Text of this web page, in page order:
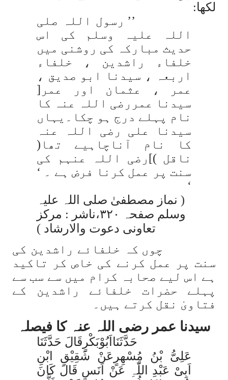
لکھا:
’’ رسول اللہ صلی
اللہ علیہ وسلم کی اس
حدیث مبارکہ کی روشنی میں
خلفاء راشدین ، خلفاء
اربعہ ، سیدنا ابو صدیق ،
عمر ، عثمان اور عمر[
سیدنا عمررضی اللہ عنہ کا
نام پہلے درج ہو چکا۔یہاں
سیدنا علی رضی اللہ عنہ
کا نام آناچاہیے تھا(
ناقل )]رضی اللہ عنہم کی
سنت پر عمل کرنا فرض ہے ۔ ‘
‘
( نماز مصطفیٰ صلی اللہ علیہ
وسلم صفحہ ۳۲۰،ناشر : مرکز
تعاونی دعوت والارشاد )
چوں کہ خلفائے راشدین کی
سنت پر عمل کرنے کی خاص کر تاکید
ہے اس لیے صحابہ کرام میں سے سب سے
پہلے حضرات خلفائے راشدین کے
فتاویٰ نقل کرتے ہیں۔
سیدنا عمر رضی اللہ عنہ کا فیصلہ
حَدَّثَنَااَبُوْبَکْرٍقَالَ حَدَّثَنَا
عَلِیُّ بْنُ مُسْھِرٍعَنْ شَقِیْقِ ابْنِ
اَبِیْ عَبْدِ اللّٰہِ عَنْ اَنَسٍ قَالَ کَانَ